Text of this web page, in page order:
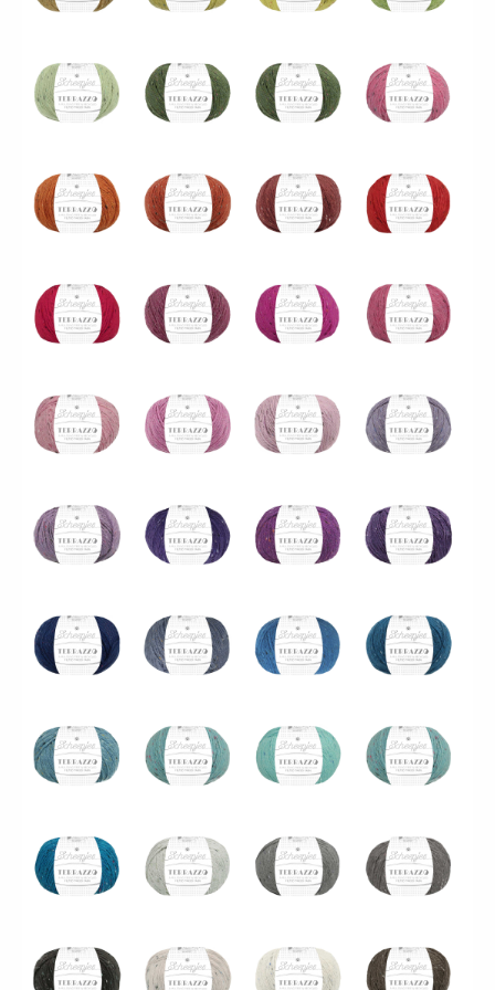
1738_715_Mandarino1738_716_Mogano 1738_717_Espresso1738_718_Scarlatto
1738_719_Cremisi 1738_720_Sangria 1738_721_Lampone 1738_722_Anguria
1738_723_Rosa 1738_724_Garofano 1738_725_Argilla 1738_726_Malva
1738_727_Cardo 1738_728_Uva 1738_729_Prugna1738_730_Melanzana
1738_731_Millennio 1738_732_Acciaio 1738_733_Zaffiro 1738_734_Opale
1738_735_Fontana 1738_736_Bolle1738_737_Mediterraneo1738_738_Lago
1738_739_Oceano 1738_740_Piuma 1738_741_Cenere 1738_742_Pietra
1738_743_Ardesia 1738_744_Prosecco1738_745_Pergamena1738_747_Tortora
1738_748_Cioccolato 1738_749_Caffé
1738_750_Liquirrizia 1738_752_Laguna